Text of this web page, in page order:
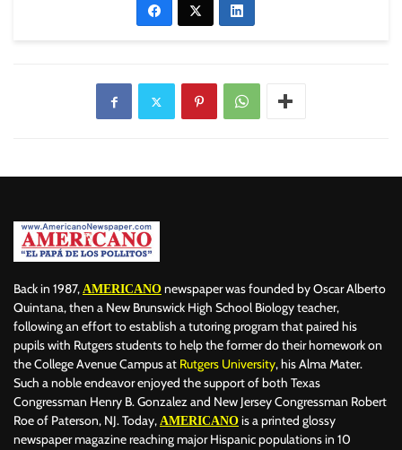
Back in 1987, AMERICANO newspaper was founded by Oscar Alberto
Quintana, then a New Brunswick High School Biology teacher,
following an effort to establish a tutoring program that paired his
pupils with Rutgers students to help the former do their homework on
the College Avenue Campus at Rutgers University, his Alma Mater.
Such a noble endeavor enjoyed the support of both Texas
Congressman Henry B. Gonzalez and New Jersey Congressman Robert
Roe of Paterson, NJ. Today, AMERICANO is a printed glossy
newspaper magazine reaching major Hispanic populations in 10